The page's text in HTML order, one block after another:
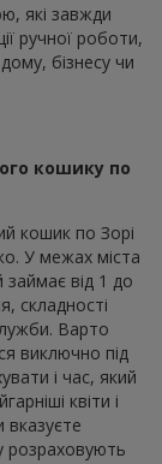
які завжди
ручної роботи,
бізнесу чи
кошику по
кошик по Зорі
У межах міста
займає від 1 до
складності
Варто
виключно під
і час, який
квіти і
вказуєте
розраховують